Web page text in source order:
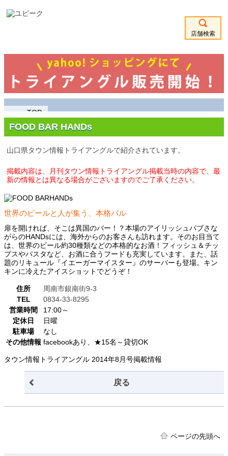
店舗検索
TOP
FOOD BAR HANDs
山口県タウン情報トライアングルで紹介されています。
掲載内容は、月刊タウン情報トライアングル掲載当時の内容で、最
新の情報とは異なる場合がございますのでご了承ください。
世界のビールと人が集う、本格バル
扉を開ければ、そこは異国のバー！？本場のアイリッシュパブさな
がらのHANDsには、海外からのお客さんも訪れます。そのお目当て
は、世界のビール約30種類などの本格的なお酒！フィッシュ＆チッ
プスやパスタなど、お酒に合うフードも充実しています。また、話
題のリキュール『イエーガーマイスター』のサーバーも登場。キン
キンに冷えたアイスショットでどうぞ！
住所
周南市銀南街9-3
TEL
0834-33-8295
営業時間
17:00～
定休日
日曜
駐車場
なし
その他情報 facebookあり、★15名～貸切OK
タウン情報トライアングル 2014年8月号掲載情報
戻る
ページの先頭へ